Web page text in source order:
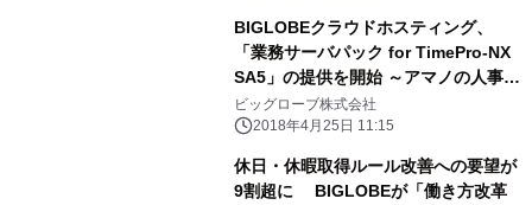
BIGLOBEクラウドホスティング、
「業務サーバパック for TimePro-NX
SA5」の提供を開始 ～アマノの人事労
務管理システム向けサーバパックが
Windows Server 2016に対応～
ビッグローブ株式会社
2018年4月25日 11:15
休日・休暇取得ルール改善への要望が
9割超に BIGLOBEが「働き方改革